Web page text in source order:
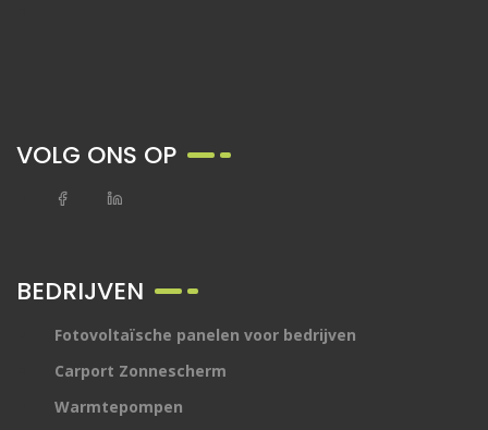
VOLG ONS OP
BEDRIJVEN
Fotovoltaïsche panelen voor bedrijven
Carport Zonnescherm
Warmtepompen